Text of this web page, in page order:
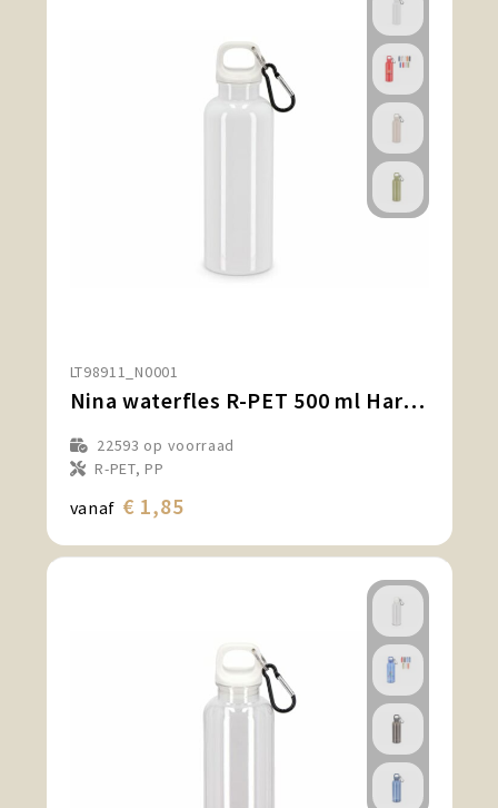
LT98911_N0001
Nina waterfles R-PET 500 ml Hardcolour
22593 op voorraad
R-PET, PP
vanaf € 1,85